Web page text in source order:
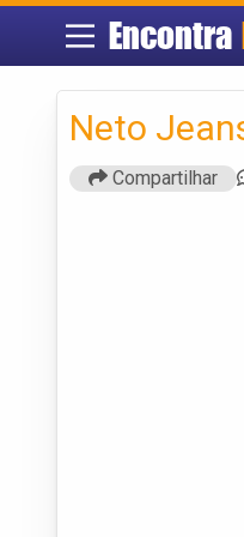
Encontra
Neto
Compartilhar